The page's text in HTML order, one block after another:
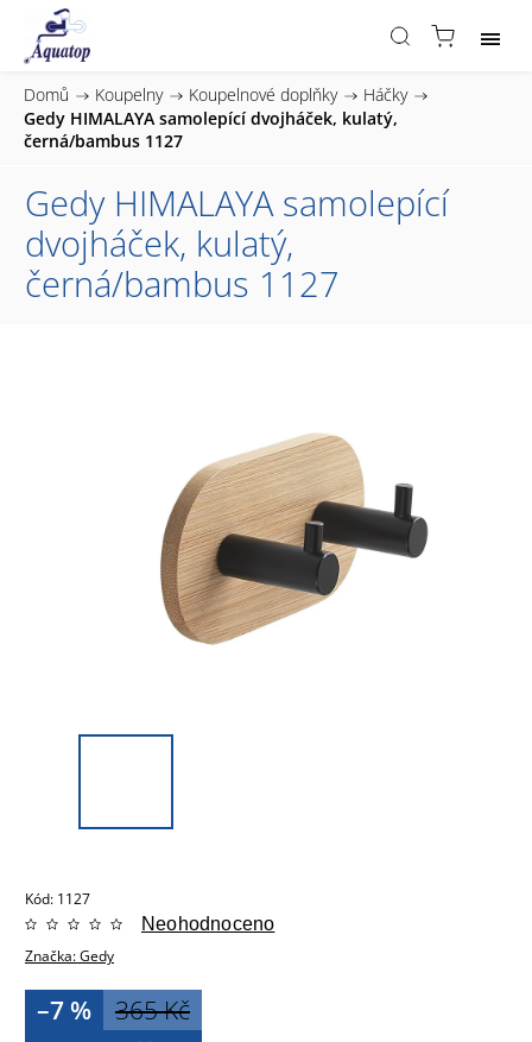
Domů / Koupelny / Koupelnové doplňky / Háčky /
Gedy HIMALAYA samolepící dvojháček, kulatý,
černá/bambus 1127
Gedy HIMALAYA samolepící
dvojháček, kulatý,
černá/bambus 1127
Kód: 1127
Značka:Gedy
Neohodnoceno
365 Kč
–7 %